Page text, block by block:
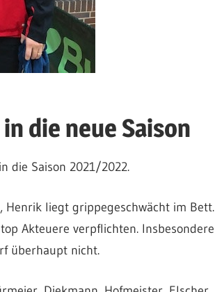
die neue Saison
die Saison 2021/2022.
Henrik liegt grippegeschwächt im Bett.
Akteuere verpflichten. Insbesondere
überhaupt nicht.